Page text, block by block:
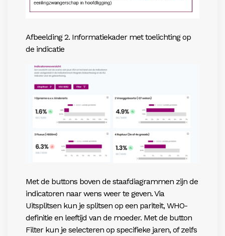
Afbeelding 2. Informatiekader met toelichting op
de indicatie
Met de buttons boven de staafdiagrammen zijn de
indicatoren naar wens weer te geven. Via
Uitsplitsen kun je splitsen op een pariteit, WHO-
definitie en leeftijd van de moeder. Met de button
Filter kun je selecteren op specifieke jaren, of zelfs